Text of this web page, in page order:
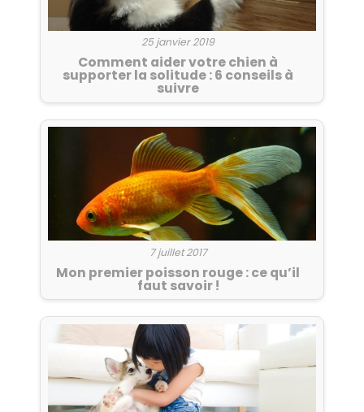
25 janvier 2019
Comment aider votre chien à
supporter la solitude : 6 conseils à
suivre
7 juillet 2017
Mon premier poisson rouge : ce qu’il
faut savoir !